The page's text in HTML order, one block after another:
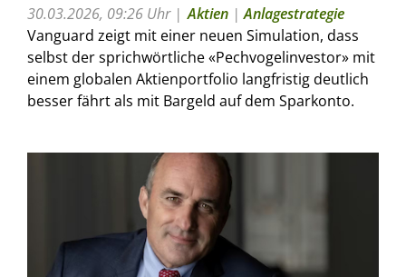
30.03.2026, 09:26 Uhr Aktien |Anlagestrategie
Vanguard zeigt mit einer neuen Simulation, dass
selbst der sprichwörtliche «Pechvogelinvestor» mit
einem globalen Aktienportfolio langfristig deutlich
besser fährt als mit Bargeld auf dem Sparkonto.